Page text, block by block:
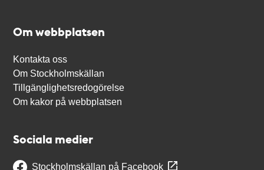
Om webbplatsen
Kontakta oss
Om Stockholmskällan
Tillgänglighetsredogörelse
Om kakor på webbplatsen
Sociala medier
Stockholmskällan på Facebook